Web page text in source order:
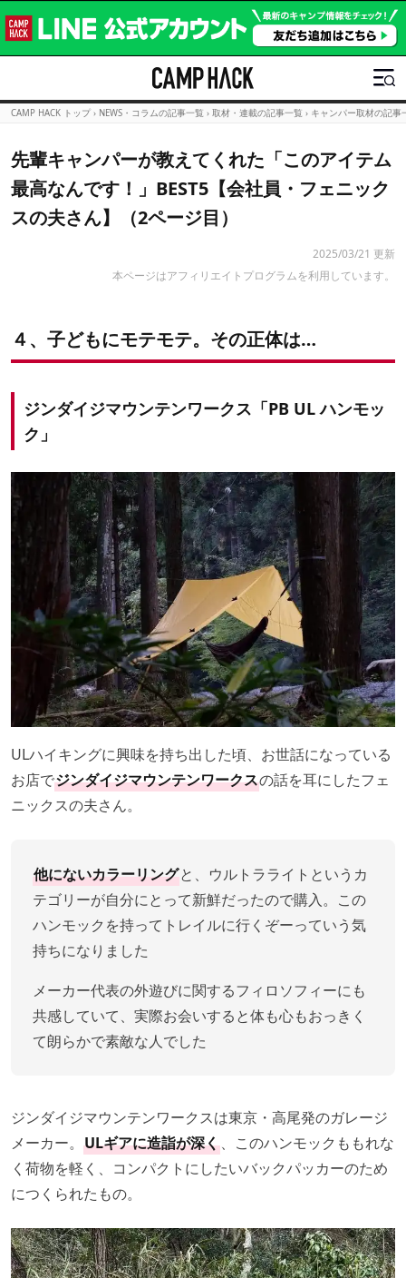
CAMP HACK トップ › NEWS・コラムの記事一覧 › 取材・連載の記事一覧 › キャンパー取材の記事
先輩キャンパーが教えてくれた「このアイテム
最高なんです！」BEST5【会社員・フェニック
スの夫さん】（2ページ目）
2025/03/21 更新
本ページはアフィリエイトプログラムを利用しています。
４、子どもにモテモテ。その正体は…
ジンダイジマウンテンワークス「PB UL ハンモッ
ク」
ULハイキングに興味を持ち出した頃、お世話になっている
お店でジンダイジマウンテンワークスの話を耳にしたフェ
ニックスの夫さん。
他にないカラーリングと、ウルトラライトというカ
テゴリーが自分にとって新鮮だったので購入。この
ハンモックを持ってトレイルに行くぞーっていう気
持ちになりました
メーカー代表の外遊びに関するフィロソフィーにも
共感していて、実際お会いすると体も心もおっきく
て朗らかで素敵な人でした
ジンダイジマウンテンワークスは東京・高尾発のガレージ
メーカー。 ULギアに造詣が深く、このハンモックももれな
く荷物を軽く、コンパクトにしたいバックパッカーのため
につくられたもの。